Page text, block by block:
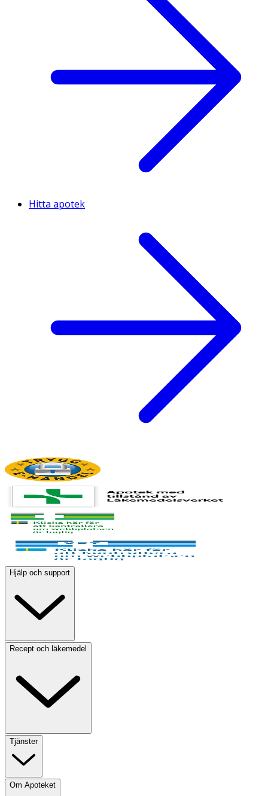
Hitta apotek
Hjälp och support
Recept och läkemedel
Tjänster
Om Apoteket